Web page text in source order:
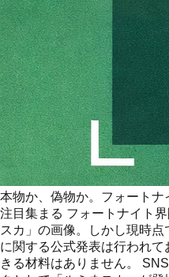
本物か、偽物か。フォート
注目集まる フォートナイト
スカ」の画像。しかし現時
に関する公式発表は行われ
きる材料はありません。